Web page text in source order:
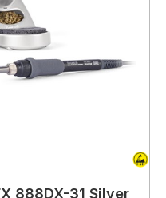
888DX-31 Silver,